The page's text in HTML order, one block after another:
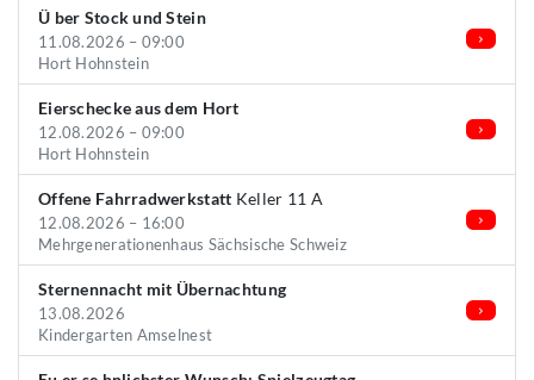
Ü ber Stock und Stein
11.08.2026 – 09:00
Hort Hohnstein
Eierschecke aus dem Hort
12.08.2026 – 09:00
Hort Hohnstein
Offene Fahrradwerkstatt Keller 11 A
12.08.2026 – 16:00
Mehrgenerationenhaus Sächsische Schweiz
Sternennacht mit Übernachtung
13.08.2026
Kindergarten Amselnest